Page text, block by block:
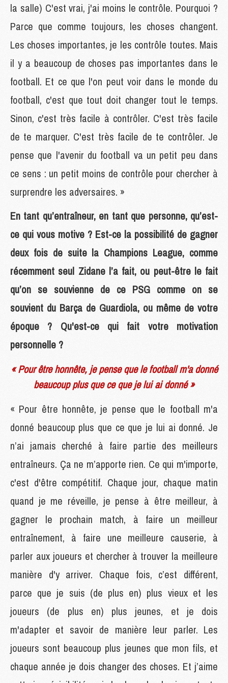
la salle) C'est vrai, j'ai moins le contrôle. Pourquoi ?
Parce que comme toujours, les choses changent.
Les choses importantes, je les contrôle toutes. Mais
il y a beaucoup de choses pas importantes dans le
football. Et ce que l'on peut voir dans le monde du
football, c'est que tout doit changer tout le temps.
Sinon, c'est très facile à contrôler. C'est très facile
de te marquer. C'est très facile de te contrôler. Je
pense que l'avenir du football va un petit peu dans
ce sens : un petit moins de contrôle pour chercher à
surprendre les adversaires. »
En tant qu’entraîneur, en tant que personne, qu’est-
ce qui vous motive ? Est-ce la possibilité de gagner
deux fois de suite la Champions League, comme
récemment seul Zidane l’a fait, ou peut-être le fait
qu’on se souvienne de ce PSG comme on se
souvient du Barça de Guardiola, ou même de votre
époque ? Qu'est-ce qui fait votre motivation
personnelle ?
« Pour être honnête, je pense que le football m'a donné
beaucoup plus que ce que je lui ai donné »
« Pour être honnête, je pense que le football m'a
donné beaucoup plus que ce que je lui ai donné. Je
n’ai jamais cherché à faire partie des meilleurs
entraîneurs. Ça ne m’apporte rien. Ce qui m'importe,
c'est d'être compétitif. Chaque jour, chaque matin
quand je me réveille, je pense à être meilleur, à
gagner le prochain match, à faire un meilleur
entraînement, à faire une meilleure causerie, à
parler aux joueurs et chercher à trouver la meilleure
manière d'y arriver. Chaque fois, c’est différent,
parce que je suis (de plus en) plus vieux et les
joueurs (de plus en) plus jeunes, et je dois
m'adapter et savoir de manière leur parler. Les
joueurs sont beaucoup plus jeunes que mon fils, et
chaque année je dois changer des choses. Et j’aime